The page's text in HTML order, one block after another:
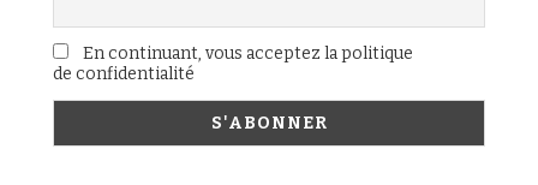
En continuant, vous acceptez la politique
de confidentialité